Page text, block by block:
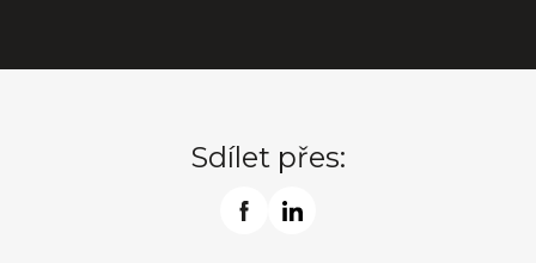
Sdílet přes: